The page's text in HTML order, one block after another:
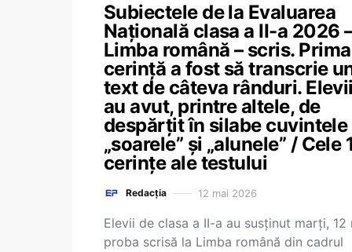
Subiectele de la Evaluarea
Națională clasa a II-a 2026
Limba română – scris. Prima
cerință a fost să transcrie
text de câteva rânduri. Elevii
au avut, printre altele, de
despărțit în silabe cuvintele
„soarele” și „alunele” / Cele
cerințe ale testului
Redacția 12 mai 2026
Elevii de clasa a II-a au susținut marți, 12
proba scrisă la Limba română din cadrul